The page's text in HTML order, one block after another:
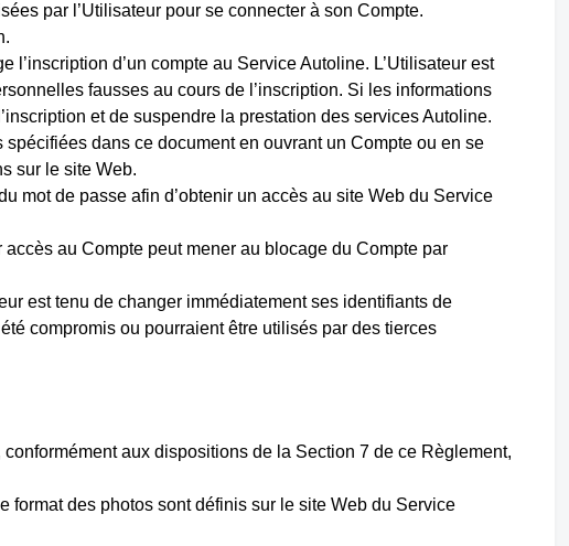
par l’Utilisateur pour se connecter à son Compte.
.
l’inscription d’un compte au Service Autoline. L’Utilisateur est
fausses au cours de l’inscription. Si les informations
et de suspendre la prestation des services Autoline.
dans ce document en ouvrant un Compte ou en se
sur le site Web.
mot de passe afin d’obtenir un accès au site Web du Service
au Compte peut mener au blocage du Compte par
est tenu de changer immédiatement ses identifiants de
compromis ou pourraient être utilisés par des tierces
aux dispositions de la Section 7 de ce Règlement,
format des photos sont définis sur le site Web du Service